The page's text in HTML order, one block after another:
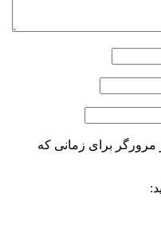
مرورگر برای زمانی که